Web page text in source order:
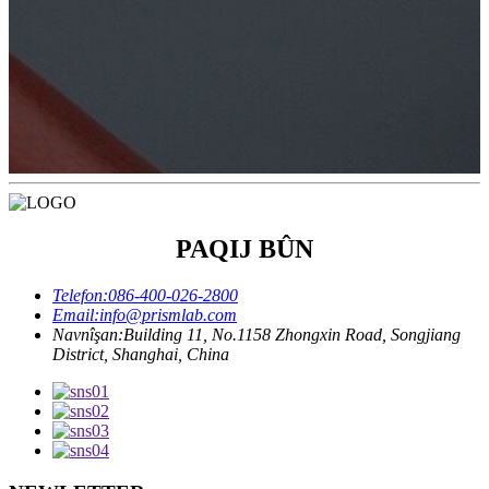
PAQIJ BÛN
Telefon:086-400-026-2800
Email:info@prismlab.com
Navnîşan:Building 11, No.1158 Zhongxin Road, Songjiang
District, Shanghai, China